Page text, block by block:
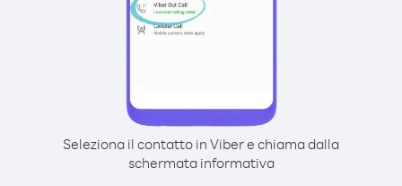
Seleziona il contatto in Viber e chiama dalla
schermata informativa